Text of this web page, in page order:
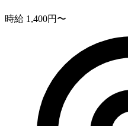
時給 1,400円〜